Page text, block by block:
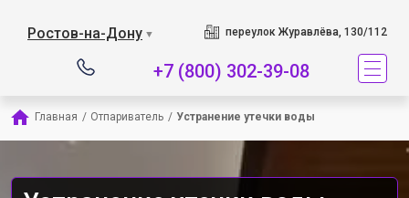
Ростов-на-Дону ▼ переулок Журавлёва, 130/112
+7 (800) 302-39-08
Главная / Отпариватель / Устранение утечки воды